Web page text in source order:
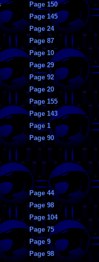
Page 150
Page 145
Page 24
Page 87
Page 10
Page 29
Page 92
Page 20
Page 155
Page 143
Page 1
Page 90
Page 44
Page 98
Page 104
Page 75
Page 9
Page 98